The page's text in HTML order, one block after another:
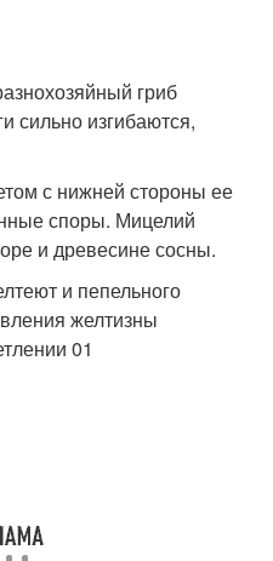
гриб
сильно изгибаются,
с нижней стороны ее
споры. Мицелий
и древесине сосны.